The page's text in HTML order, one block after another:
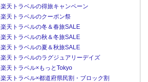
楽天トラベルの得旅キャンペーン
楽天トラベルのクーポン祭
楽天トラベルの冬＆春旅SALE
楽天トラベルの秋＆冬旅SALE
楽天トラベルの夏＆秋旅SALE
楽天トラベルのラグジュアリーデイズ
楽天トラベル×もっとTokyo
楽天トラベル×都道府県民割・ブロック割